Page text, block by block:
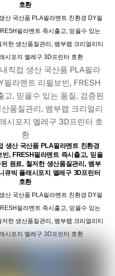
호환
산 국산품 PLA필라멘트 친환경 DY필
필라멘트 즉시출고, 믿을수 있는
저한 생산품질관리, 뱀부랩 크리얼리티
시포지 엘레구 3D프린터 호환
생산 국산품 PLA필라멘트 친환경
빈, FRESH필라멘트 즉시출고, 믿을
원료, 철저한 생산품질관리, 뱀부
큐빅 플래시포지 엘레구 3D프린터
호환
산 국산품 PLA필라멘트 친환경 DY필
필라멘트 즉시출고, 믿을수 있는
저한 생산품질관리, 뱀부랩 크리얼리티
시포지 엘레구 3D프린터 호환